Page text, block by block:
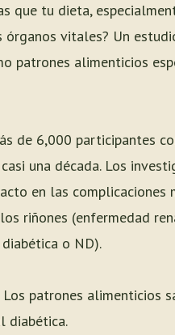
que tu dieta,
vitales? Un
patrones alimenticios
de 6,000 participantes
una década. Los
en las complicaciones
riñones (enfermedad
o ND).
Los patrones alimenticios
diabética.